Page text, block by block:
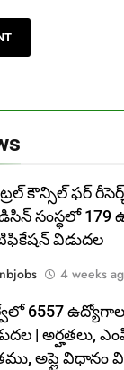
కౌన్సిల్ ఫర్
సంస్థలో 179
విడుదల
4 weeks
6557
| అర్హతలు,
అప్లై విధానం